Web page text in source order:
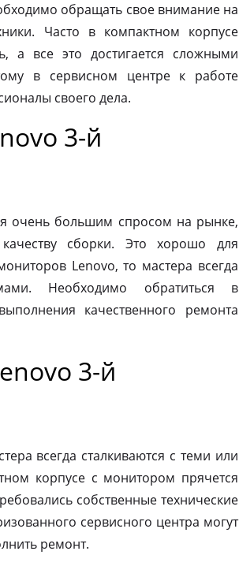
обращать свое внимание на
Часто в компактном корпусе
а все это достигается сложными
в сервисном центре к работе
своего дела.
3-й
очень большим спросом на рынке,
сборки. Это хорошо для
Lenovo, то мастера всегда
Необходимо обратиться в
качественного ремонта
3-й
всегда сталкиваются с теми или
корпусе с монитором прячется
собственные технические
сервисного центра могут
ремонт.